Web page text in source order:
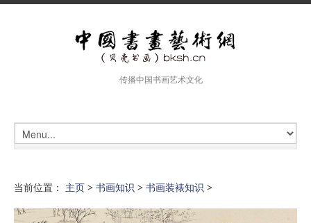
传播中国书画艺术文化
当前位置： 主页 > 书画知识 > 书画装裱知识 >